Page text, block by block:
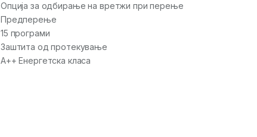
Опција за одбирање на вретжи при перење
Предперење
15 програми
Заштита од протекување
А++ Енергетска класа